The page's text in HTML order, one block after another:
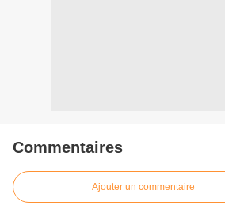
Commentaires
Ajouter un commentaire